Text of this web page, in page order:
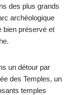
des plus grands
archéologique
bien préservé et
un détour par
des Temples, un
temples